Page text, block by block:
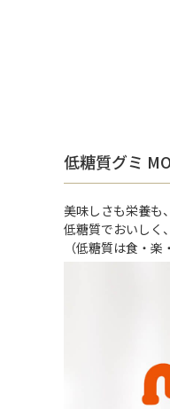
低糖質グミ
美味しさも栄養も
低糖質でおいしく
（低糖質は食・